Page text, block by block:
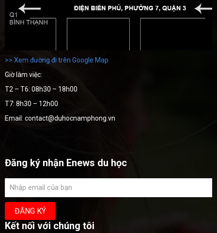
>> Xem đường đi trên Google Map
Giờ làm việc:
T2 – T6: 08h30 – 18h00
T7: 8h30 – 12h00
Email: contact@duhocnamphong.vn
Đăng ký nhận Enews du học
Kết nối với chúng tôi